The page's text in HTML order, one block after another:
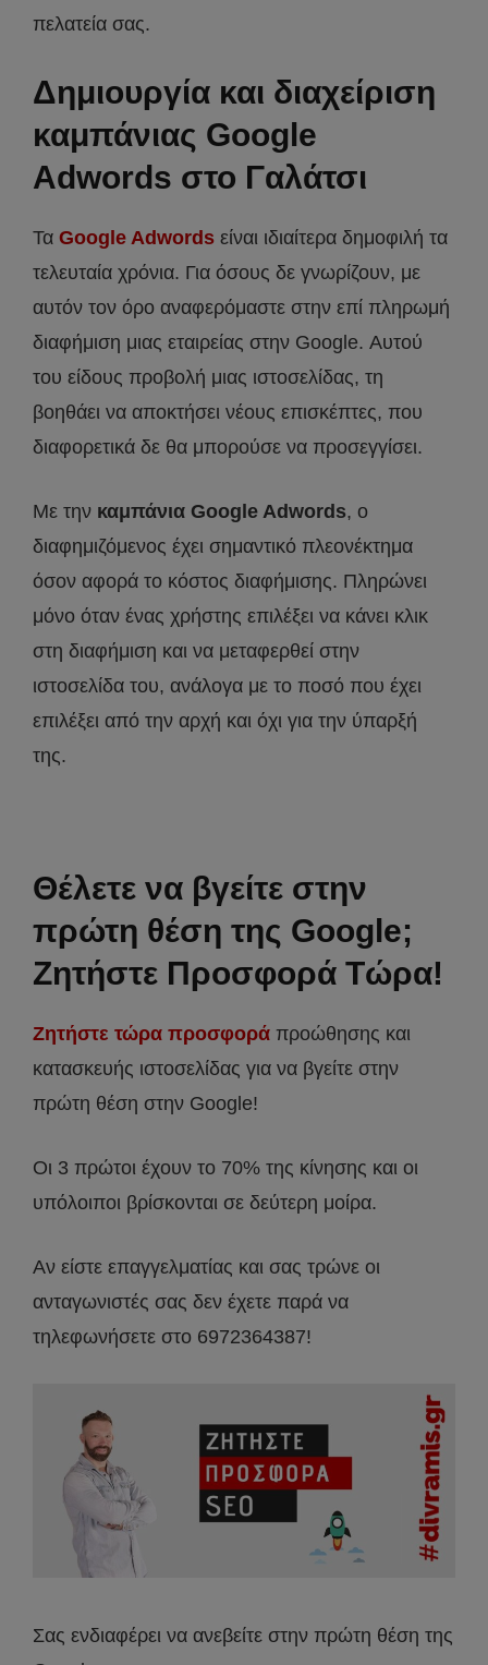
πελατεία σας.
Δημιουργία και διαχείριση
καμπάνιας Google
Adwords στο Γαλάτσι
Τα Google Adwords είναι ιδιαίτερα δημοφιλή τα
τελευταία χρόνια. Για όσους δε γνωρίζουν, με
αυτόν τον όρο αναφερόμαστε στην επί πληρωμή
διαφήμιση μιας εταιρείας στην Google. Αυτού
του είδους προβολή μιας ιστοσελίδας, τη
βοηθάει να αποκτήσει νέους επισκέπτες, που
διαφορετικά δε θα μπορούσε να προσεγγίσει.
Με την καμπάνια Google Adwords, ο
διαφημιζόμενος έχει σημαντικό πλεονέκτημα
όσον αφορά το κόστος διαφήμισης. Πληρώνει
μόνο όταν ένας χρήστης επιλέξει να κάνει κλικ
στη διαφήμιση και να μεταφερθεί στην
ιστοσελίδα του, ανάλογα με το ποσό που έχει
επιλέξει από την αρχή και όχι για την ύπαρξή
της.
Θέλετε να βγείτε στην
πρώτη θέση της Google;
Ζητήστε Προσφορά Τώρα!
Ζητήστε τώρα προσφορά προώθησης και
κατασκευής ιστοσελίδας για να βγείτε στην
πρώτη θέση στην Google!
Οι 3 πρώτοι έχουν το 70% της κίνησης και οι
υπόλοιποι βρίσκονται σε δεύτερη μοίρα.
Αν είστε επαγγελματίας και σας τρώνε οι
ανταγωνιστές σας δεν έχετε παρά να
τηλεφωνήσετε στο 6972364387!
Σας ενδιαφέρει να ανεβείτε στην πρώτη θέση της